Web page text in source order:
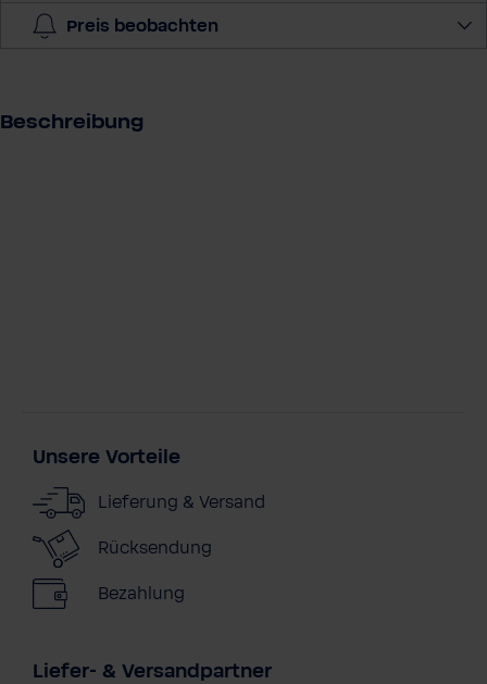
Preis beobachten
Beschreibung
Unsere Vorteile
Lieferung & Versand
Rücksendung
Bezahlung
Liefer- & Versandpartner